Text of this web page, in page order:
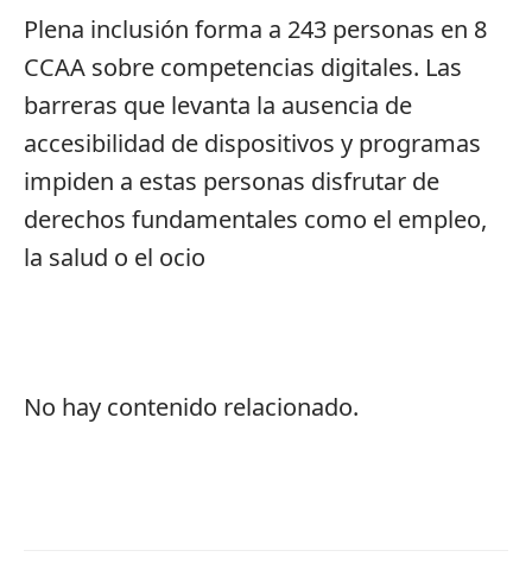
Plena inclusión forma a 243 personas en 8
CCAA sobre competencias digitales. Las
barreras que levanta la ausencia de
accesibilidad de dispositivos y programas
impiden a estas personas disfrutar de
derechos fundamentales como el empleo,
la salud o el ocio
No hay contenido relacionado.